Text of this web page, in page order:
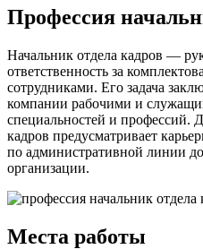
Профессия
Начальник отдела кадров —
ответственность за
сотрудниками. Его задача
компании рабочими и
специальностей и профессий.
кадров предусматривает
по административной линии до
организации.
Места работы